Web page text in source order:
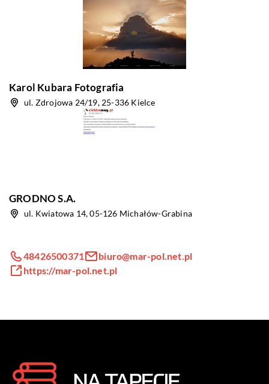
Karol Kubara Fotografia
ul. Zdrojowa 24/19, 25-336 Kielce
GRODNO S.A.
ul. Kwiatowa 14, 05-126 Michałów-Grabina
48426500371
biuro@mar-pol.net.pl
https://mar-pol.net.pl